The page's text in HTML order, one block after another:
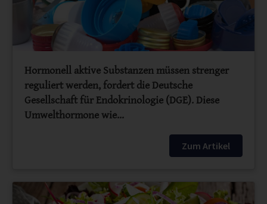
Hormonell aktive Substanzen müssen strenger
reguliert werden, fordert die Deutsche
Gesellschaft für Endokrinologie (DGE). Diese
Umwelthormone wie…
Zum Artikel